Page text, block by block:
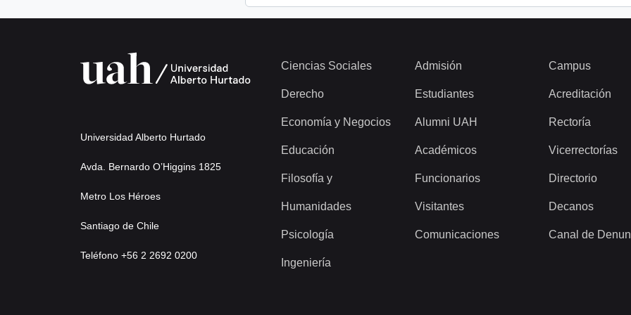
Universidad Alberto Hurtado
Avda. Bernardo O’Higgins 1825
Metro Los Héroes
Santiago de Chile
Teléfono +56 2 2692 0200
Ciencias Sociales
Derecho
Economía y Negocios
Educación
Filosofía y
Humanidades
Psicología
Ingeniería
Admisión
Estudiantes
Alumni UAH
Académicos
Funcionarios
Visitantes
Comunicaciones
Campus
Acreditación
Rectoría
Vicerrectorías
Directorio
Decanos
Canal de